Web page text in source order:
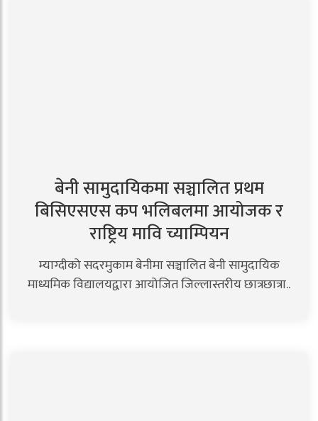
बेनी सामुदायिकमा सञ्चालित प्रथम
बिसिएसएस कप भलिबलमा आयोजक र
राष्ट्रिय मावि च्याम्पियन
म्याग्दीको सदरमुकाम बेनीमा सञ्चालित बेनी सामुदायिक
माध्यमिक विद्यालयद्वारा आयोजित जिल्लास्तरीय छात्रछात्रा..